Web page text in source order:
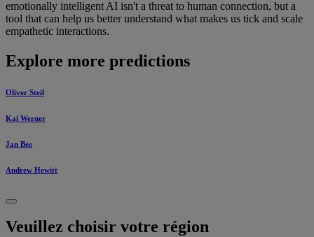
emotionally intelligent AI isn't a threat to human connection, but a
tool that can help us better understand what makes us tick and scale
empathetic interactions.
Explore more predictions
Oliver Steil
Kai Werner
Jan Bee
Andrew Hewitt
Veuillez choisir votre région